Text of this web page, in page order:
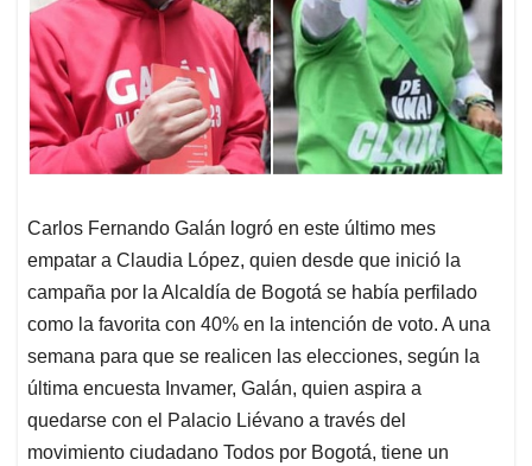
Carlos Fernando Galán logró en este último mes
empatar a Claudia López, quien desde que inició la
campaña por la Alcaldía de Bogotá se había perfilado
como la favorita con 40% en la intención de voto. A una
semana para que se realicen las elecciones, según la
última encuesta Invamer, Galán, quien aspira a
quedarse con el Palacio Liévano a través del
movimiento ciudadano Todos por Bogotá, tiene un